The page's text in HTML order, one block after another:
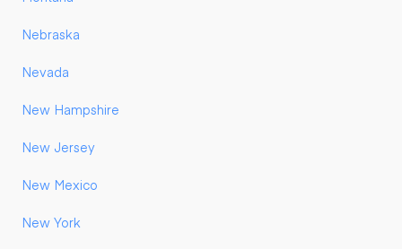
Nebraska
Nevada
New Hampshire
New Jersey
New Mexico
New York